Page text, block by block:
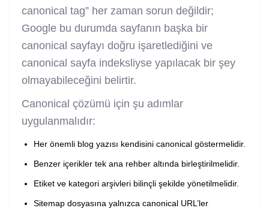
canonical tag” her zaman sorun değildir;
Google bu durumda sayfanın başka bir
canonical sayfayı doğru işaretlediğini ve
canonical sayfa indeksliyse yapılacak bir şey
olmayabileceğini belirtir.
Canonical çözümü için şu adımlar
uygulanmalıdır:
Her önemli blog yazısı kendisini canonical göstermelidir.
Benzer içerikler tek ana rehber altında birleştirilmelidir.
Etiket ve kategori arşivleri bilinçli şekilde yönetilmelidir.
Sitemap dosyasına yalnızca canonical URL’ler